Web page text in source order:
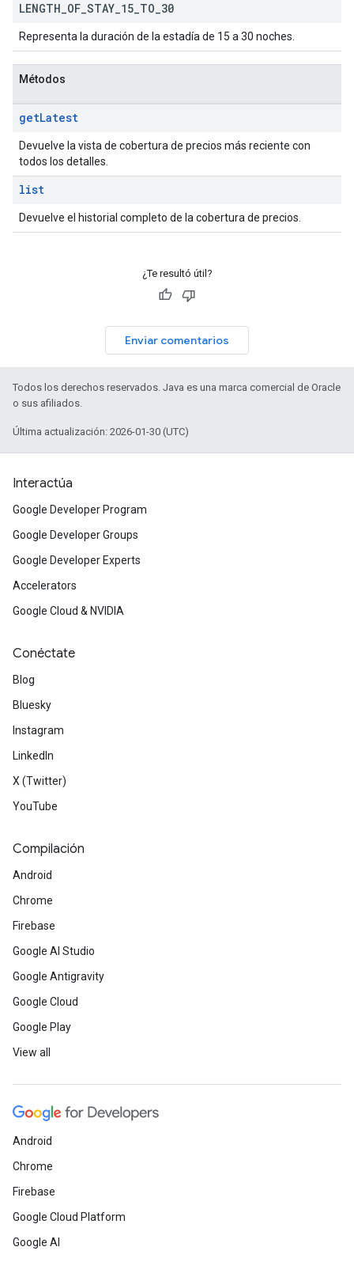
LENGTH OF STAY 15 TO 30
Representa la duración de la estadía de 15 a 30 noches.
Métodos
getLatest
Devuelve la vista de cobertura de precios más reciente con
todos los detalles.
list
Devuelve el historial completo de la cobertura de precios.
¿Te resultó útil?
Enviar comentarios
Todos los derechos reservados. Java es una marca comercial de Oracle
o sus afiliados.
Última actualización: 2026-01-30 (UTC)
Interactúa
Google Developer Program
Google Developer Groups
Google Developer Experts
Accelerators
Google Cloud & NVIDIA
Conéctate
Blog
Bluesky
Instagram
LinkedIn
X (Twitter)
YouTube
Compilación
Android
Chrome
Firebase
Google AI Studio
Google Antigravity
Google Cloud
Google Play
View all
Android
Chrome
Firebase
Google Cloud Platform
Google AI